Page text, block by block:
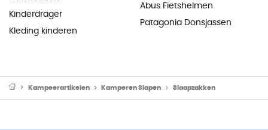
Kinderdrager
Kleding kinderen
Abus Fietshelmen
Patagonia Donsjassen
Kampeerartikelen Kamperen Slapen Slaapzakken